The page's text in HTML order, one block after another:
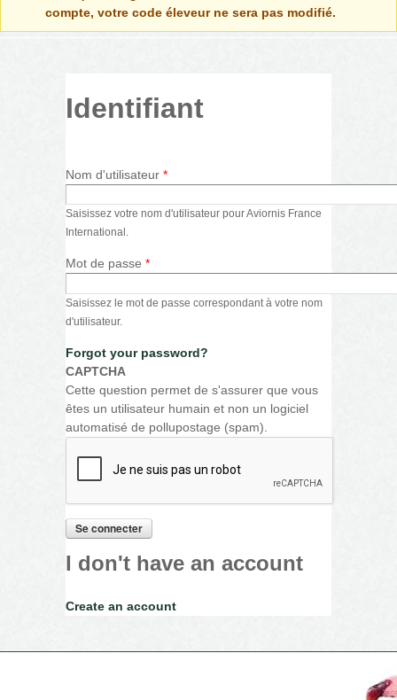
compte, votre code éleveur ne sera pas modifié.
Identifiant
Nom d'utilisateur *
Saisissez votre nom d'utilisateur pour Aviornis France
International.
Mot de passe *
Saisissez le mot de passe correspondant à votre nom
d'utilisateur.
Forgot your password?
CAPTCHA
Cette question permet de s'assurer que vous
êtes un utilisateur humain et non un logiciel
automatisé de pollupostage (spam).
I don't have an account
Create an account